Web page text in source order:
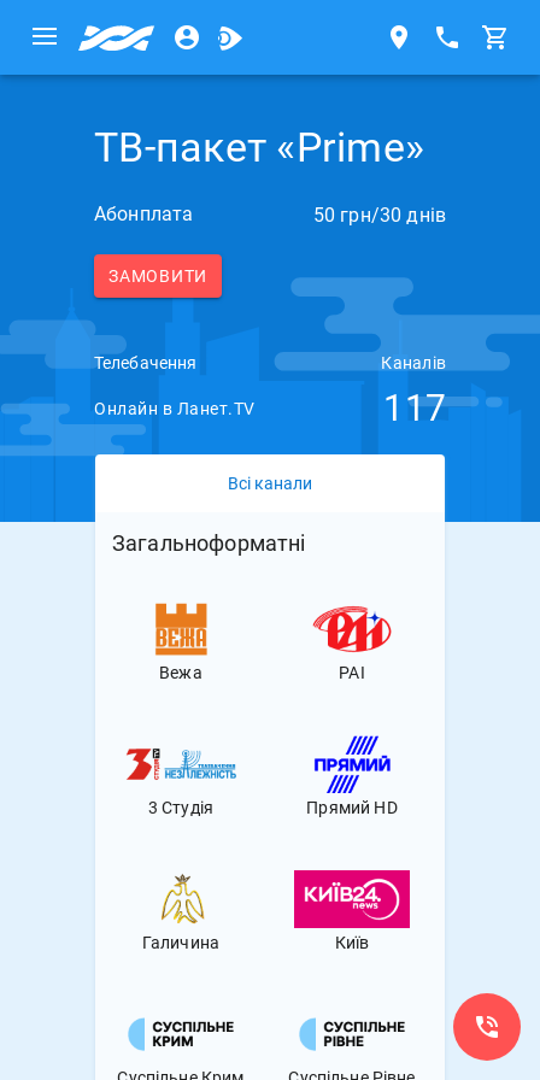
ТВ-пакет «Prime»
ЗАМОВИТИ
Абонплата 50 грн/30 днів
Телебачення Каналів
Онлайн в Ланет.TV 117
Всі канали
Загальноформатнi
Вежа РАІ
3 Студія Прямий HD
Галичина Київ